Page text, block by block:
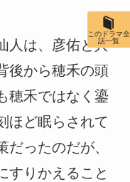
人は、彦佑と共
後から穂禾の頭
穂禾ではなく鎏
ほど眠らされて
ったのだが、
すりかえること
このドラマ全
話一覧